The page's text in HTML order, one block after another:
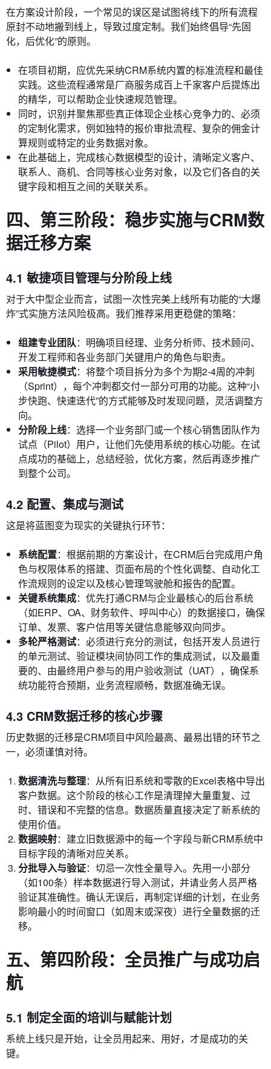
在方案设计阶段，一个常见的误区是试图将线下的所有流程
原封不动地搬到线上，导致过度定制。我们始终倡导“先固
化，后优化”的原则。
在项目初期，应优先采纳CRM系统内置的标准流程和最佳
实践。这些流程通常是厂商服务成百上千家客户后提炼出
的精华，可以帮助企业快速规范管理。
同时，识别并聚焦那些真正体现企业核心竞争力的、必须
的定制化需求，例如独特的报价审批流程、复杂的佣金计
算规则或特定的业务数据对象。
在此基础上，完成核心数据模型的设计，清晰定义客户、
联系人、商机、合同等核心业务对象，以及它们各自的关
键字段和相互之间的关联关系。
四、第三阶段：稳步实施与CRM数
据迁移方案
4.1 敏捷项目管理与分阶段上线
对于大中型企业而言，试图一次性完美上线所有功能的“大爆
炸”式实施方法风险极高。我们推荐采用更稳健的策略：
组建专业团队：明确项目经理、业务分析师、技术顾问、
开发工程师和各业务部门关键用户的角色与职责。
采用敏捷模式：将整个项目拆分为多个为期2-4周的冲刺
（Sprint），每个冲刺都交付一部分可用的功能。这种“小
步快跑、快速迭代”的方式能够及时发现问题，灵活调整方
向。
分阶段上线：选择一个业务部门或一个核心销售团队作为
试点（Pilot）用户，让他们先使用系统的核心功能。在试
点成功的基础上，总结经验，优化方案，然后再逐步推广
到整个公司。
4.2 配置、集成与测试
这是将蓝图变为现实的关键执行环节：
系统配置：根据前期的方案设计，在CRM后台完成用户角
色与权限体系的搭建、页面布局的个性化调整、自动化工
作流规则的设定以及核心管理驾驶舱和报告的配置。
关键系统集成：优先打通CRM与企业最核心的后台系统
（如ERP、OA、财务软件、呼叫中心）的数据接口，确保
订单、发票、客户信用等关键信息能够双向同步。
多轮严格测试：必须进行充分的测试，包括开发人员进行
的单元测试、验证模块间协同工作的集成测试，以及最重
要的、由最终用户参与的用户验收测试（UAT），确保系
统功能符合预期，业务流程顺畅，数据准确无误。
4.3 CRM数据迁移的核心步骤
历史数据的迁移是CRM项目中风险最高、最易出错的环节之
一，必须谨慎对待。
数据清洗与整理：从所有旧系统和零散的Excel表格中导出
客户数据。这个阶段的核心工作是清理掉大量重复、过
时、错误和不完整的信息。数据质量直接决定了新系统的
使用价值。
数据映射：建立旧数据源中的每一个字段与新CRM系统中
目标字段的清晰对应关系。
分批导入与验证：切忌一次性全量导入。先用一小部分
（如100条）样本数据进行导入测试，并请业务人员严格
验证其准确性。确认无误后，再制定详细的计划，在业务
影响最小的时间窗口（如周末或深夜）进行全量数据的迁
移。
五、第四阶段：全员推广与成功启
航
5.1 制定全面的培训与赋能计划
系统上线只是开始，让全员用起来、用好，才是成功的关
键。